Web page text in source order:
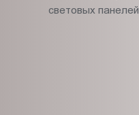
световых панелей